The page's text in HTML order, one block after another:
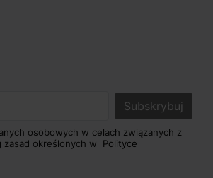
osobowych w celach związanych z
zasad określonych w Polityce